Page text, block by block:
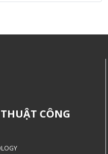
CÔNG